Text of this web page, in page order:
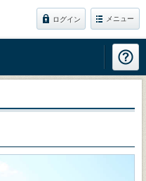
ログイン メニュー